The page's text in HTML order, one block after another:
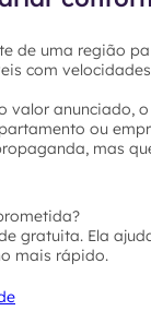
de uma região
com
valor anunciado,
ou
mas
gratuita. Ela
mais rápido.